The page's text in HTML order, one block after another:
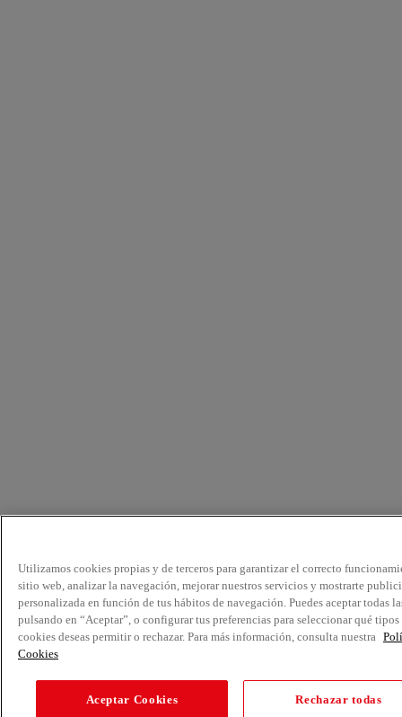
Utilizamos cookies propias y de terceros para garantizar el correcto
sitio web, analizar la navegación, mejorar nuestros servicios y mostrarte
personalizada en función de tus hábitos de navegación. Puedes aceptar todas
pulsando en “Aceptar”, o configurar tus preferencias para seleccionar qué tipos
cookies deseas permitir o rechazar. Para más información, consulta nuestra
Cookies
Aceptar Cookies Rechazar todas